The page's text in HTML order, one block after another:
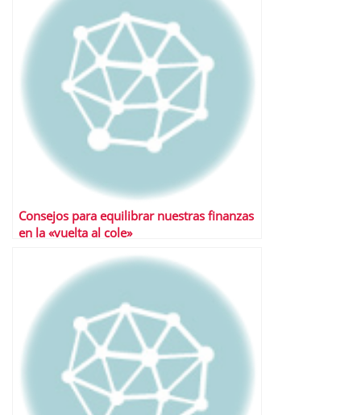
Consejos para equilibrar nuestras finanzas
en la «vuelta al cole»